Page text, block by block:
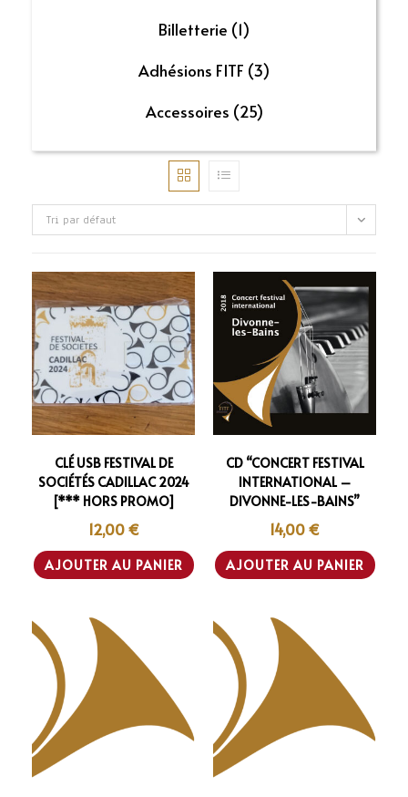
Billetterie (1)
Adhésions FITF (3)
Accessoires (25)
Tri par défaut
CLÉ USB FESTIVAL DE
SOCIÉTÉS CADILLAC 2024
[*** HORS PROMO]
12,00€
AJOUTER AU PANIER
CD “CONCERT FESTIVAL
INTERNATIONAL –
DIVONNE-LES-BAINS”
14,00€
AJOUTER AU PANIER